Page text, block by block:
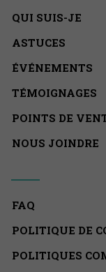
QUI SUIS-JE
ASTUCES
ÉVÉNEMENTS
TÉMOIGNAGES
POINTS DE
NOUS JOINDRE
FAQ
POLITIQUE DE
POLITIQUES